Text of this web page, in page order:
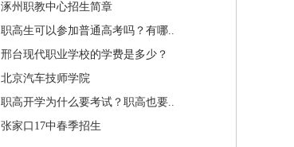
涿州职教中心招生简章
职高生可以参加普通高考吗？有哪..
邢台现代职业学校的学费是多少？
北京汽车技师学院
职高开学为什么要考试？职高也要..
张家口17中春季招生